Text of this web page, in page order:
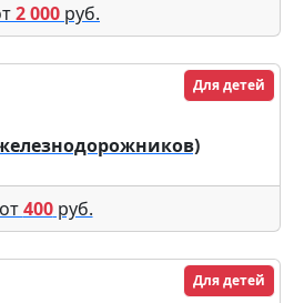
2 000 руб.
Для детей
от400руб.
Для детей